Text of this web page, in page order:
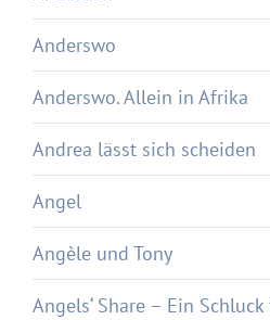
Anderswo
Anderswo. Allein in Afrika
Andrea lässt sich scheiden
Angel
Angèle und Tony
Angels‘ Share – Ein